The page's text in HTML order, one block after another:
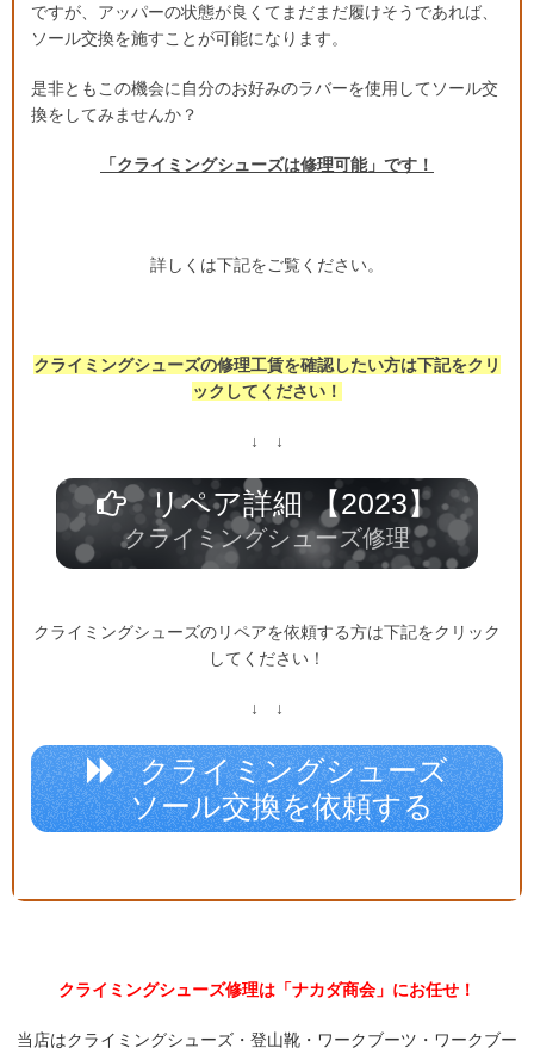
ですが、アッパーの状態が良くてまだまだ履けそうであれば、
ソール交換を施すことが可能になります。
是非ともこの機会に自分のお好みのラバーを使用してソール交
換をしてみませんか？
「クライミングシューズは修理可能」です！
詳しくは下記をご覧ください。
クライミングシューズの修理工賃を確認したい方は下記をクリ
ックしてください！
↓ ↓
リペア詳細 【2023】
クライミングシューズ修理
クライミングシューズのリペアを依頼する方は下記をクリック
してください！
↓ ↓
クライミングシューズ
ソール交換を依頼する
クライミングシューズ修理は「ナカダ商会」にお任せ！
当店はクライミングシューズ・登山靴・ワークブーツ・ワークブー